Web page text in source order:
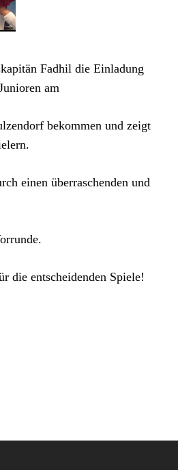
Fadhil die Einladung
am
bekommen und zeigt
einen überraschenden und
die entscheidenden Spiele!